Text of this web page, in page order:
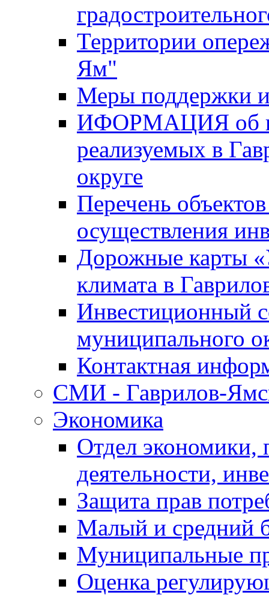
Территории
Ям"
Меры поддержки
ИФОРМАЦИЯ об
реализуемых в
округе
Перечень
осуществления
Дорожные карты
климата в
Инвестиционный
муниципального
Контактная
СМИ - Гаврилов-
Экономика
Отдел экономики,
деятельности,
Защита прав
Малый и средний
Муниципальные
Оценка